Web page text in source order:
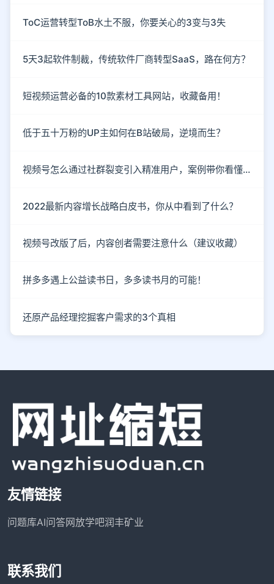
ToC运营转型ToB水土不服，你要关心的3变与3失
5天3起软件制裁，传统软件厂商转型SaaS，路在何方？
短视频运营必备的10款素材工具网站，收藏备用！
低于五十万粉的UP主如何在B站破局，逆境而生？
视频号怎么通过社群裂变引入精准用户，案例带你看懂！
2022最新内容增长战略白皮书，你从中看到了什么？
视频号改版了后，内容创者需要注意什么（建议收藏）
拼多多遇上公益读书日，多多读书月的可能！
还原产品经理挖掘客户需求的3个真相
友情链接
问题库AI问答网放学吧润丰矿业
联系我们